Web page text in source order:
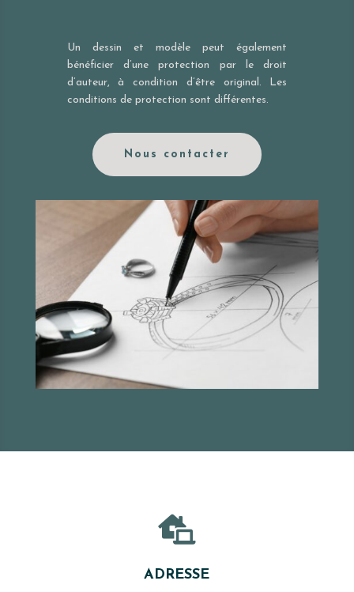
Un dessin et modèle peut également
bénéficier d’une protection par le droit
d’auteur, à condition d’être original. Les
conditions de protection sont différentes.
Nous contacter

ADRESSE